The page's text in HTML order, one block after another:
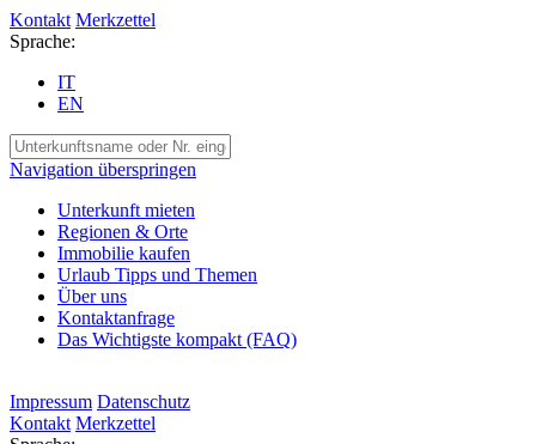
Kontakt Merkzettel
Sprache:
IT
EN
Navigation überspringen
Unterkunft mieten
Regionen & Orte
Immobilie kaufen
Urlaub Tipps und Themen
Über uns
Kontaktanfrage
Das Wichtigste kompakt (FAQ)
Impressum Datenschutz
Kontakt Merkzettel